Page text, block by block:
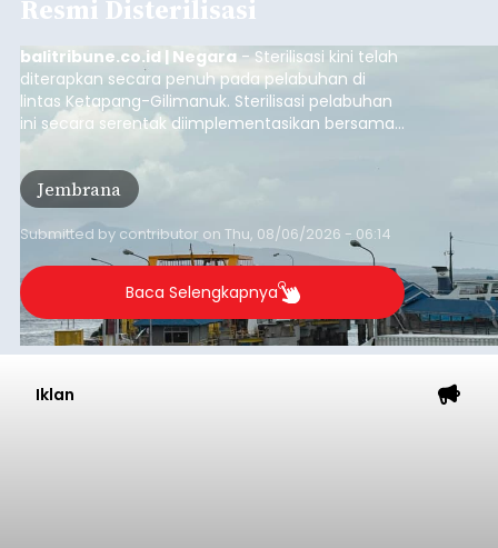
Resmi Disterilisasi
balitribune.co.id | Negara - Sterilisasi kini telah
diterapkan secara penuh pada pelabuhan di
lintas Ketapang-Gilimanuk. Sterilisasi pelabuhan
ini secara serentak diimplementasikan bersama
empat pelabuhan utama lainnya, yakni
Pelabuhan Merak, Bakauheni, Kayangan, dan
Lembar pada Rabu (5/8/2026).
Jembrana
Submitted by contributor on Thu, 08/06/2026 - 06:14
Baca Selengkapnya
Iklan